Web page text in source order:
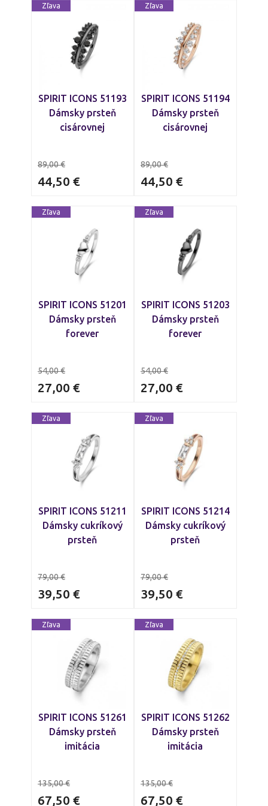
Zľava
SPIRIT ICONS 51193
Dámsky prsteň
cisárovnej
89,00€
44,50 €
Zľava
SPIRIT ICONS 51194
Dámsky prsteň
cisárovnej
89,00€
44,50 €
Zľava
SPIRIT ICONS 51201
Dámsky prsteň
forever
54,00€
27,00 €
Zľava
SPIRIT ICONS 51203
Dámsky prsteň
forever
54,00€
27,00 €
Zľava
SPIRIT ICONS 51211
Dámsky cukríkový
prsteň
79,00€
39,50 €
Zľava
SPIRIT ICONS 51214
Dámsky cukríkový
prsteň
79,00€
39,50 €
Zľava
SPIRIT ICONS 51261
Dámsky prsteň
imitácia
135,00€
67,50 €
Zľava
SPIRIT ICONS 51262
Dámsky prsteň
imitácia
135,00€
67,50 €